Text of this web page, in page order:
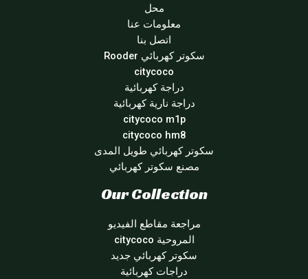
محل
معلومات عنا
اتصل بنا
سكوتر كهربائي Rooder
citycoco
دراجة كهربائية
دراجة نارية كهربائية
citycoco m1p
citycoco hm8
سكوتر كهربائي طويل المدى
مصنع سكوتر كهربائي
Our Collection
مراجعة مقاطع الفيديو
المروحية citycoco
سكوتر كهربائي جديد
دراجات كهربائية